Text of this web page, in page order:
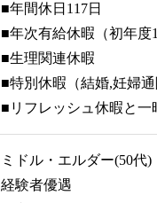
■年間休日117日
■年次有給休暇（初年度
■生理関連休暇
■特別休暇（結婚,妊婦通
■リフレッシュ休暇と一
ミドル・エルダー(50代)
経験者優遇